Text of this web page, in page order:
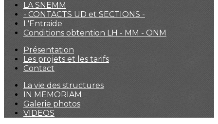
LA SNEMM
- CONTACTS UD et SECTIONS -
L'Entraide
Conditions obtention LH - MM - ONM
Présentation
Les projets et les tarifs
Contact
La vie des structures
IN MEMORIAM
Galerie photos
VIDEOS